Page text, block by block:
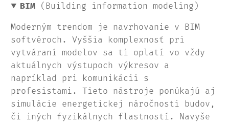
BIM(Building information modeling)
Moderným trendom je navrhovanie v BIM
softvéroch. Vyššia komplexnosť pri
vytváraní modelov sa ti oplatí vo vždy
aktuálnych výstupoch výkresov a
napríklad pri komunikácii s
profesistami. Tieto nástroje ponúkajú aj
simulácie energetickej náročnosti budov,
či iných fyzikálnych flastností. Navyše